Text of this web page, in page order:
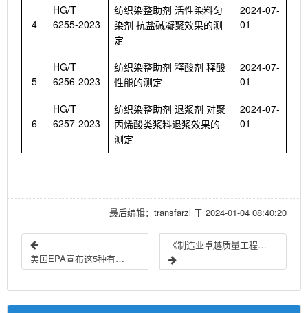
4
HG/T
6255-2023
纺织染整助剂 活性染料匀
染剂 抗盐碱凝聚效果的测
定
2024-07-
01
5
HG/T
6256-2023
纺织染整助剂 释酸剂 释酸
性能的测定
2024-07-
01
6
HG/T
6257-2023
纺织染整助剂 退浆剂 对聚
丙烯酸类浆料退浆效果的
测定
2024-07-
01
最后编辑：transfarzl 于 2024-01-04 08:40:20
美国EPA宣布这5种有毒化学品将进入风险评估阶段
《制造业卓越质量工程实施意见》解读